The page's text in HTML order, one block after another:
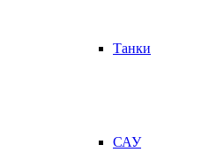
Танки
САУ